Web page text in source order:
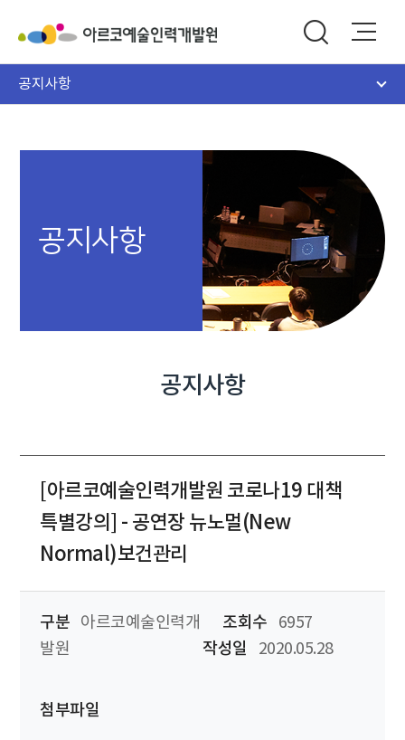
공지사항
공지사항
공지사항
[아르코예술인력개발원 코로나19 대책
특별강의] - 공연장 뉴노멀(New
Normal)보건관리
구분
아르코예술인력개
발원
조회수
6957
작성일
2020.05.28
첨부파일